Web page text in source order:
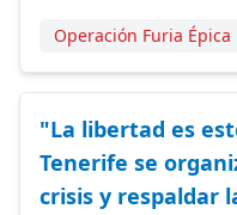
Operación Furia Épica
"La libertad es
Tenerife se
crisis y respaldar